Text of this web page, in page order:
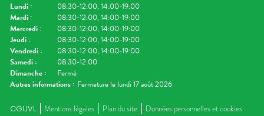
Lundi :
08:30-12:00, 14:00-19:00
Mardi :
08:30-12:00, 14:00-19:00
Mercredi :
08:30-12:00, 14:00-19:00
Jeudi :
08:30-12:00, 14:00-19:00
Vendredi :
08:30-12:00, 14:00-19:00
Samedi :
08:30-12:00
Dimanche :
Fermé
Autres informations : Fermeture le lundi 17 août 2026
CGUVL Mentions légales Plan du site Données personnelles et cookies